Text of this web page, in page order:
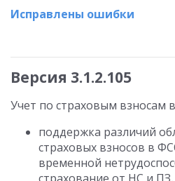
Исправлены ошибки
Версия 3.1.2.105
Учет по страховым взносам
поддержка различий
страховых взносов в
временной